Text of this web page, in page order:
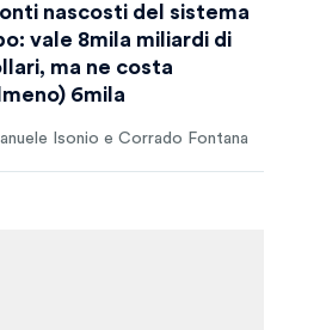
nascosti del sistema
vale 8mila miliardi di
ma ne costa
6mila
Isonio e Corrado Fontana